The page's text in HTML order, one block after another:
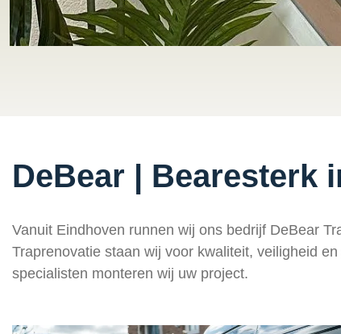
DeBear | Bearesterk
Vanuit Eindhoven runnen wij ons bedrijf DeBear
Traprenovatie staan wij voor kwaliteit, veiligheid
specialisten monteren wij uw project.